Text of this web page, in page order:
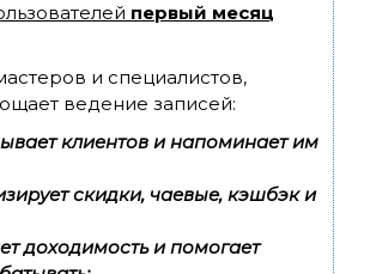
первый месяц
и специалистов,
ведение записей:
клиентов и напоминает им
скидки, чаевые, кэшбэк и
доходимость и помогает